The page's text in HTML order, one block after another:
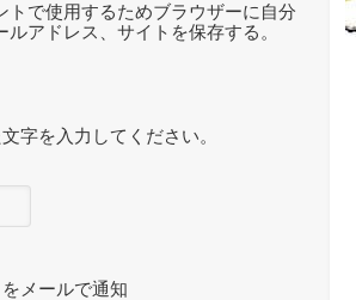
トで使用するためブラウザーに自分
ルアドレス、サイトを保存する。
字を入力してください。
メールで通知